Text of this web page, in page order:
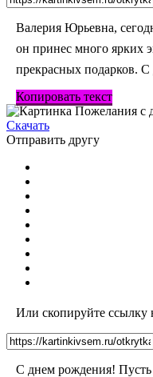
Валерия Юрьевна,
он принес много ярких
прекрасных подарков.
Копировать текст
Скачать
Отправить другу
Или скопируйте ссылку
С днем рождения! Пусть